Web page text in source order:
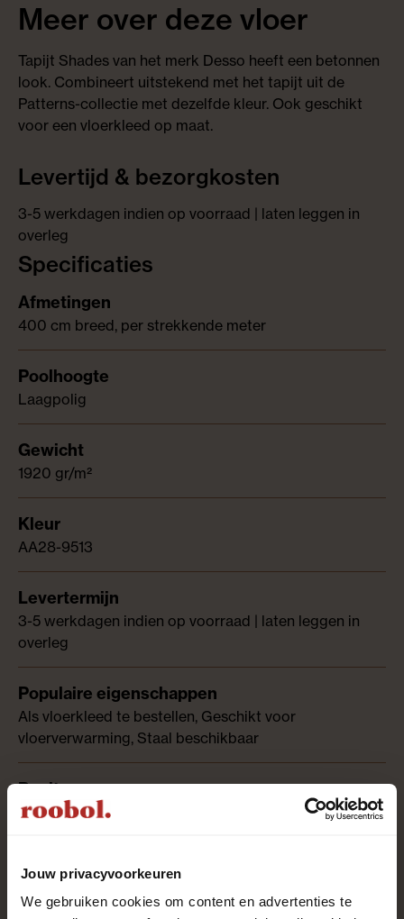
Jouw privacyvoorkeuren
We gebruiken cookies om content en advertenties te
Meer over deze vloer
Tapijt Shades van het merk Desso heeft een betonnen
look. Combineert uitstekend met het tapijt uit de
Patterns-collectie met dezelfde kleur. Ook geschikt
voor een vloerkleed op maat.
Levertijd & bezorgkosten
3-5 werkdagen indien op voorraad | laten leggen in
overleg
Specificaties
400 cm breed, per strekkende meter
Laagpolig
1920 gr/m²
AA28-9513
3-5 werkdagen indien op voorraad | laten leggen in
overleg
Als vloerkleed te bestellen, Geschikt voor
vloerverwarming, Staal beschikbaar
Bouclé (lussenpool)